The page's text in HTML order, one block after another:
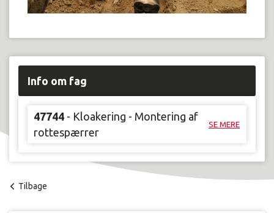
Info om fag
47744 - Kloakering - Montering af
rottespærrer
SE MERE
Tilbage